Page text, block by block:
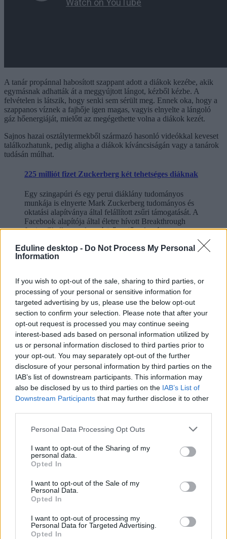
Eduline desktop - Do Not Process My Personal
Information
If you wish to opt-out of the sale, sharing to third parties, or
processing of your personal or sensitive information for
targeted advertising by us, please use the below opt-out
section to confirm your selection. Please note that after your
opt-out request is processed you may continue seeing
interest-based ads based on personal information utilized by
us or personal information disclosed to third parties prior to
your opt-out. You may separately opt-out of the further
disclosure of your personal information by third parties on the
IAB’s list of downstream participants. This information may
also be disclosed by us to third parties on the IAB’s List of
Downstream Participants that may further disclose it to other
Personal Data Processing Opt Outs
I want to opt-out of the Sharing of my
personal data.
Opted In
I want to opt-out of the Sale of my
Personal Data.
Opted In
I want to opt-out of processing my
Personal Data for Targeted Advertising.
Opted In
A tanár propánnal habosított szappant adott a diákok kezébe, akik
egymásnak adhatták át a meggyújtott lángot, kézből kézbe. A
felvételen is látszik, hogy senki sem sérült meg. Ennek oka, hogy a
szappanos víznek a fajhője igen magas, vagyis elnyelte a lángoló
gáz hőenergiáját, mielőtt az megégethette volna a diákok kezét.
Sajnos hazai osztálytermekből származó hasonló videókkal keveset
találkozhatunk, pedig aligha a diákok kíváncsiságán vagy a tanárok
tudásán múlhat.
225 milliót fizet Zuckerberg két tehetséges diáknak
Egy szingapúri és egy perui diáklány tudományos
munkája is elnyerte Mark Zuckerberg tudományos és
oktatási alapítványa által felállított zsűri támogatását. A
Facebook alapítója által életre hívott Breakthrough
Junior Challenge olyan átütő erejű tudományos
díjaz, melyek bolygónk és társadalmunk valamilyen
problémájára kíván megoldást nyújtani, vagy
kísérlet
kémiatanár
tudomány kémia
Hozzászólások
Több mint kétszer annyi diák jutott be a
összesen van
Nemcsak abban vannak jelentős különbségek az egyetemek között,
hogy hány kollégiumi férőhely jut a hallgatókra, a térítési díj összege
férőhely jut, a BGE-n mindössze 16, a legolcsóbb havi kollégiumi
díjak pedig 9300 és 25 500 forint között mozognak a vizsgált
intézményekben. Megnéztük, hol mekkora a kollégiumi kapacitás,
Felsőoktatás
Szöllősi Anna